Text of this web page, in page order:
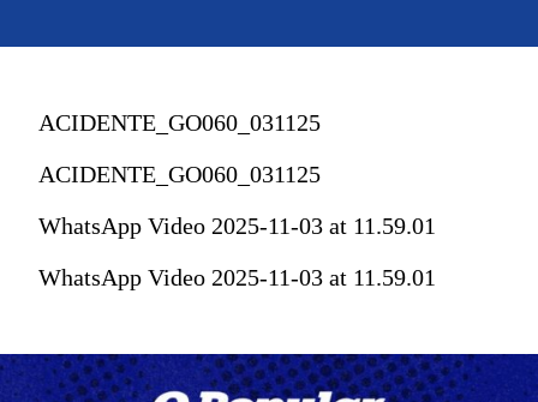
ACIDENTE_GO060_031125
ACIDENTE_GO060_031125
WhatsApp Video 2025-11-03 at 11.59.01
WhatsApp Video 2025-11-03 at 11.59.01